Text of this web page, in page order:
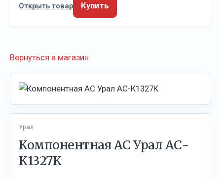
Открыть товар
Купить
Вернуться в магазин
Урал
Компонентная АС Урал АС-
К1327К